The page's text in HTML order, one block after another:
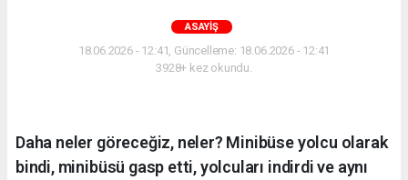
ASAYIŞ
18.06.2026 - 12:41, Güncelleme: 18.06.2026 - 12:41
3928+ kez okundu.
Daha neler göreceğiz, neler? Minibüse yolcu olarak
bindi, minibüsü gasp etti, yolcuları indirdi ve aynı